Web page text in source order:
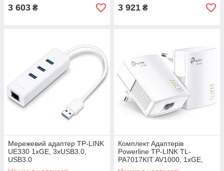
3 603 ₴ 3 921 ₴
Мережевий адаптер TP-LINK
UE330 1xGE, 3xUSB3.0,
USB3.0
Комплект Адаптерiв
Powerline TP-LINK TL-
PA7017KIT AV1000, 1xGE,
(TL-PA7017 2шт)